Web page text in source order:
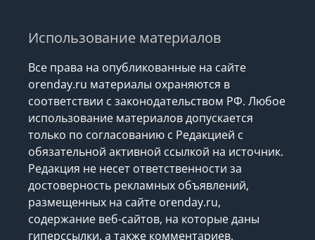
Использование материалов
Все права на опубликованные на сайте
orenday.ru материалы охраняются в
соответствии с законодательством РФ. Любое
использование материалов допускается
только по согласованию с Редакцией с
обязательной активной ссылкой на источник.
Редакция не несет ответственности за
достоверность рекламных объявлений,
размещенных на сайте orenday.ru,
содержание веб-сайтов, на которые даны
гиперссылки, а также комментариев.